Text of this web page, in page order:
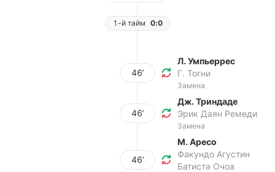
1-й тайм 0:0
46’
Л. Умпьеррес
Г. Тогни
Замена
46’
Дж. Триндаде
Эрик Даян Ремеди
Замена
46’
М. Аресо
Факундо Агустин
Батиста Очоа